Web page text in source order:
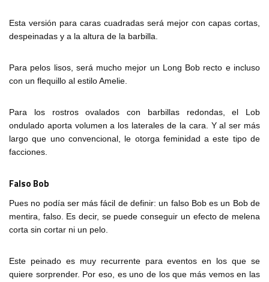
Esta versión para caras cuadradas será mejor con capas cortas,
despeinadas y a la altura de la barbilla.
Para pelos lisos, será mucho mejor un Long Bob recto e incluso
con un flequillo al estilo Amelie.
Para los rostros ovalados con barbillas redondas, el Lob
ondulado aporta volumen a los laterales de la cara. Y al ser más
largo que uno convencional, le otorga feminidad a este tipo de
facciones.
Falso Bob
Pues no podía ser más fácil de definir: un falso Bob es un Bob de
mentira, falso. Es decir, se puede conseguir un efecto de melena
corta sin cortar ni un pelo.
Este peinado es muy recurrente para eventos en los que se
quiere sorprender. Por eso, es uno de los que más vemos en las